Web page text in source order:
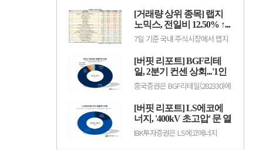
했고, 외국인과 기관은 각각 2943
억원, 1049억원 순매도했다.임정
은 KB증권 연구원은 KB리서치 장
마감.
(29.84%) 오른 6200원에 거래 중
이다.본느는 화장품 ODM·브랜드
사업을 영위하는 기업으로, 색조·
기초 화장품 등 뷰티 제품을 중심
으로 사업을 전개하고 있다. K뷰티
따라 주가 변동성이 나타날 수 있
다.이어 BGF리테일(282330, 15만
3100원, ▲1만9600, 1...
[거래량 상위 종목] 랩지
노믹스, 전일비 12.50% ↑...
현재가 882원
7일 기준 국내 주식시장에서 랩지
(12.50%) 오른 882원에 거래 중이
다.랩지노믹스는 분자진단 및 유전
체 분석 서비스를 제공하는 기업으
로, 진단키트와 임상 유전체 검사
등을 주요 사업으로 영위하고 있
수급 변화에 따라 주가 변동성이
나타날 수 있다.이어 폴라리스
AI(039980, 6...
[버핏 리포트] BGF리테
일, 2분기 컨센 상회...'1인
가구 증가' '방한 외국인
소비 확대' 구조적 수혜 전
망 - 흥국
흥국증권은 BGF리테일(282330)에
대해 1~2인 가구 증가와 방한 외국
인 소비 확대에 따른 구조적 수혜
가 이어질 것으로 전망하며 투자의
견 ‘매수’를 유지했다. 목표주가는
기존 18만원에서 19만원으로 상향
했다. BGF리테일의 전일 종가는
[버핏 리포트] LS에코에
너지, '400kV 초고압' 문 열
었다...2027년 본격 수혜 기
대 - IBK
IBK투자증권은 LS에코에너지